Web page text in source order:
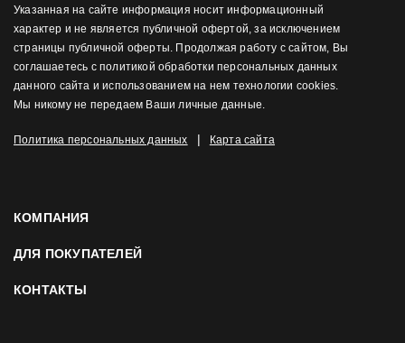
Указанная на сайте информация носит информационный
характер и не является публичной офертой, за исключением
страницы публичной оферты. Продолжая работу с сайтом, Вы
соглашаетесь с политикой обработки персональных данных
данного сайта и использованием на нем технологии cookies.
Мы никому не передаем Ваши личные данные.
Политика персональных данных | Карта сайта
КОМПАНИЯ
ДЛЯ ПОКУПАТЕЛЕЙ
КОНТАКТЫ